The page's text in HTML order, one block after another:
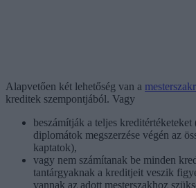
Alapvetően két lehetőség van a
kreditek szempontjából. Vagy
beszámítják a teljes kreditértéketeket
diplomátok megszerzése végén az
kaptatok),
vagy nem számítanak be minden
tantárgyaknak a kreditjeit veszik
vannak az adott mesterszakhoz